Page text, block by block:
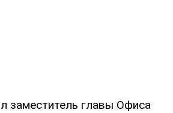
заместитель главы Офиса